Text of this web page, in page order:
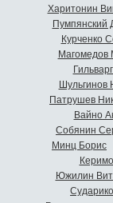
Харитонин
Пумпянский
Курченко
Магомедов
Шульгинов
Патрушев
Вайно
Собянин
Минц Борис
Южилин